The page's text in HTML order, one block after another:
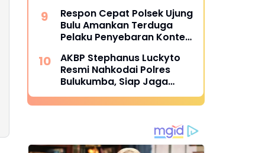
Respon Cepat Polsek Ujung
Bulu Amankan Terduga
Pelaku Penyebaran Konten
AKBP Stephanus Luckyto
Resmi Nahkodai Polres
Bulukumba, Siap Jaga
Kondusivitas Wilayah